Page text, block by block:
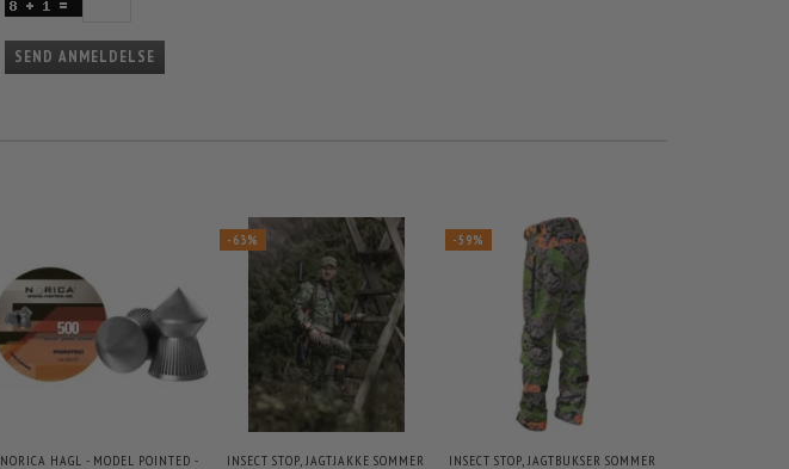
SEND ANMELDELSE
NORICA HAGL - MODEL POINTED -
-63%
INSECT STOP, JAGTJAKKE SOMMER
-59%
INSECT STOP, JAGTBUKSER SOMMER